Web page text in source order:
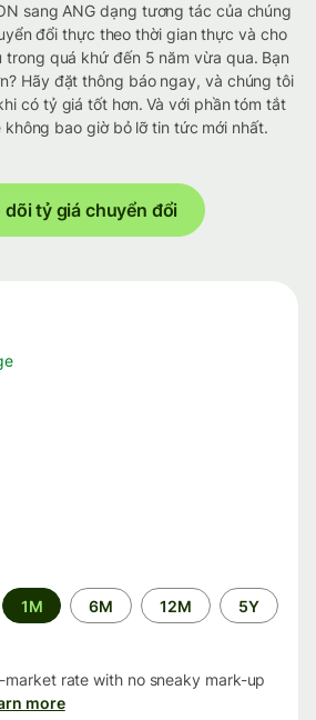
sang ANG dạng tương tác của chúng
đổi thực theo thời gian thực và cho
trong quá khứ đến 5 năm vừa qua. Bạn
Hãy đặt thông báo ngay, và chúng tôi
có tỷ giá tốt hơn. Và với phần tóm tắt
không bao giờ bỏ lỡ tin tức mới nhất.
dõi tỷ giá chuyển đổi
1M 6M 12M 5Y
market rate with no sneaky mark-up
more